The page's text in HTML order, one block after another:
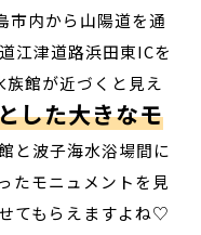
市内から山陽道を通
江津道路浜田東ICを
館が近づくと見え
した大きなモ
と波子海水浴場間に
たモニュメントを見
てもらえますよね♡